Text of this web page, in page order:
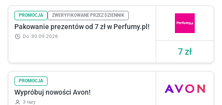
7 zł
PROMOCJA ZWERYFIKOWANE PRZEZ DZIENNIK
Pakowanie prezentów od 7 zł w Perfumy.pl!
do 30.09.2026
PROMOCJA
Wypróbuj nowości Avon!
3 razy